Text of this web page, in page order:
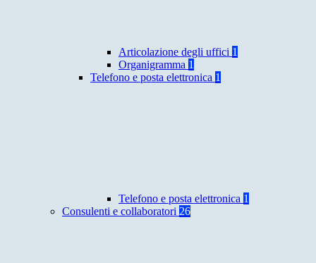
Articolazione degli uffici 1
Organigramma 1
Telefono e posta elettronica 1
Telefono e posta elettronica 1
Consulenti e collaboratori 26